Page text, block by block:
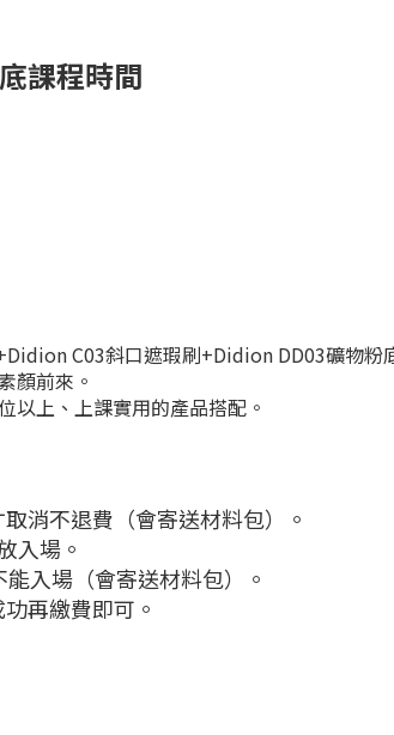
課程時間
C03斜口遮瑕刷+Didion DD03礦物粉
顏前來。
以上、上課實用的產品搭配。
消不退費（會寄送材料包）。
入場。
入場（會寄送材料包）。
再繳費即可。